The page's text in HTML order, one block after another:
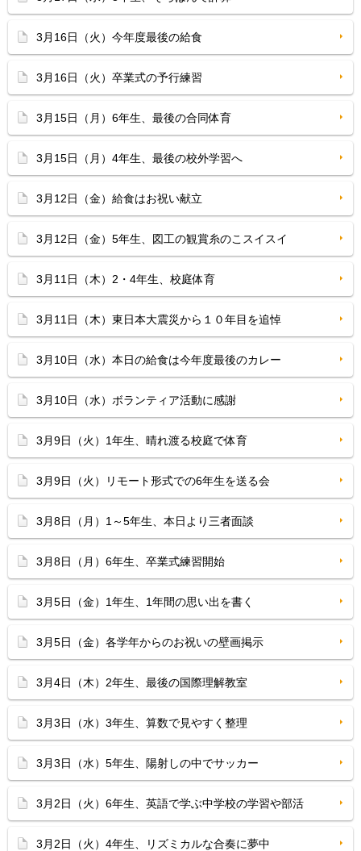
3月16日（火）今年度最後の給食
3月16日（火）卒業式の予行練習
3月15日（月）6年生、最後の合同体育
3月15日（月）4年生、最後の校外学習へ
3月12日（金）給食はお祝い献立
3月12日（金）5年生、図工の観賞糸のこスイスイ
3月11日（木）2・4年生、校庭体育
3月11日（木）東日本大震災から１０年目を追悼
3月10日（水）本日の給食は今年度最後のカレー
3月10日（水）ボランティア活動に感謝
3月9日（火）1年生、晴れ渡る校庭で体育
3月9日（火）リモート形式での6年生を送る会
3月8日（月）1～5年生、本日より三者面談
3月8日（月）6年生、卒業式練習開始
3月5日（金）1年生、1年間の思い出を書く
3月5日（金）各学年からのお祝いの壁画掲示
3月4日（木）2年生、最後の国際理解教室
3月3日（水）3年生、算数で見やすく整理
3月3日（水）5年生、陽射しの中でサッカー
3月2日（火）6年生、英語で学ぶ中学校の学習や部活
3月2日（火）4年生、リズミカルな合奏に夢中